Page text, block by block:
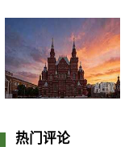
热门评论